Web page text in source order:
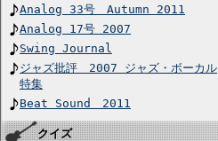
Analog 33号 Autumn 2011
Analog 17号 2007
Swing Journal
ジャズ批評 2007 ジャズ・ボーカル
特集
Beat Sound 2011
クイズ